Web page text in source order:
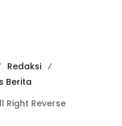
Redaksi
Berita
Right Reverse